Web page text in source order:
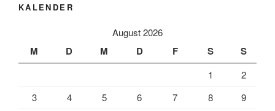
KALENDER
August 2026
M D M D F S S
1
2
3
4 5 6 7 8 9